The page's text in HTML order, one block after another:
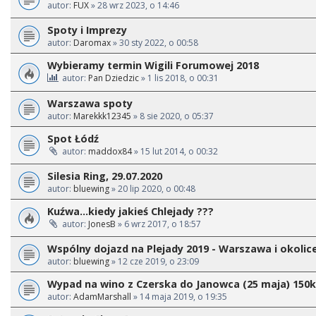
autor: FUX» 28 wrz 2023, o 14:46
Spoty i Imprezy
autor: Daromax» 30 sty 2022, o 00:58
Wybieramy termin Wigili Forumowej 2018
autor: Pan Dziedzic» 1 lis 2018, o 00:31
Warszawa spoty
autor: Marekkk12345 » 8 sie 2020, o 05:37
Spot Łódź
autor: maddox84» 15 lut 2014, o 00:32
Silesia Ring, 29.07.2020
autor: bluewing» 20 lip 2020, o 00:48
Kuźwa...kiedy jakieś Chlejady ???
autor: JonesB » 6 wrz 2017, o 18:57
Wspólny dojazd na Plejady 2019 - Warszawa i
autor: bluewing» 12 cze 2019, o 23:09
Wypad na wino z Czerska do Janowca (25 maja)
autor: AdamMarshall » 14 maja 2019, o 19:35